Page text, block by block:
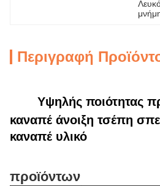
Περιγραφή
Υψηλής ποιότητας
καναπέ άνοιξη τσέπη
καναπέ υλικό
προϊόντων